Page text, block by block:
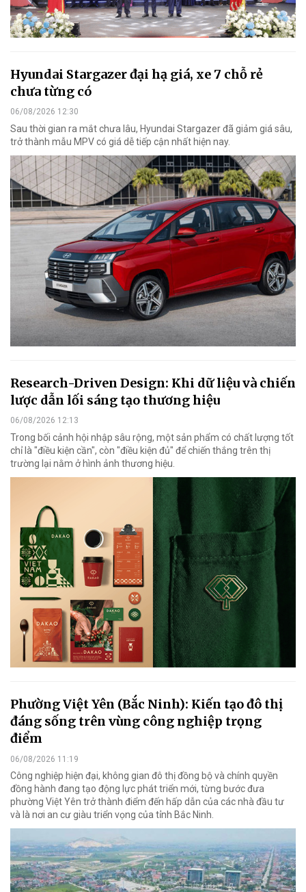
Hyundai Stargazer đại hạ giá, xe 7 chỗ rẻ
chưa từng có
06/08/2026 12:30
Sau thời gian ra mắt chưa lâu, Hyundai Stargazer đã giảm giá sâu,
trở thành mẫu MPV có giá dễ tiếp cận nhất hiện nay.
Research-Driven Design: Khi dữ liệu và chiến
lược dẫn lối sáng tạo thương hiệu
06/08/2026 12:13
Trong bối cảnh hội nhập sâu rộng, một sản phẩm có chất lượng tốt
chỉ là "điều kiện cần", còn "điều kiện đủ" để chiến thắng trên thị
trường lại nằm ở hình ảnh thương hiệu.
Phường Việt Yên (Bắc Ninh): Kiến tạo đô thị
đáng sống trên vùng công nghiệp trọng
điểm
06/08/2026 11:19
Công nghiệp hiện đại, không gian đô thị đồng bộ và chính quyền
đồng hành đang tạo động lực phát triển mới, từng bước đưa
phường Việt Yên trở thành điểm đến hấp dẫn của các nhà đầu tư
và là nơi an cư giàu triển vọng của tỉnh Bắc Ninh.